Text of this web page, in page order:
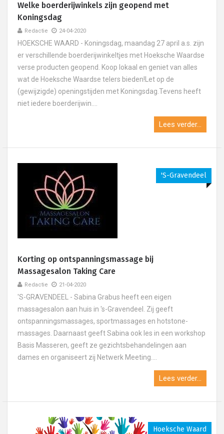
Welke boerderijwinkels zijn geopend met
Koningsdag
Redactie 24-04-2020
HOEKSCHE WAARD - Koningsdag, maandag 27 april a.s. zijn
er verschillende boerderijwinkeltjes met Hoeksche Waardse
verse producten geopend. Koop lokaal en geniet van alles
wat de Hoeksche Waardse telers bieden!Let op de
(gewijzigde) openingstijden met Koningsdag.Tevens heeft
niet iedere boerderijwin....
Lees verder...
's-Gravendeel
Korting op ontspanningsmassage bij
Massagesalon Taking Care
Redactie 21-04-2020
'S-GRAVENDEEL - Sabina Grabus heeft een eigen
massagesalon aan huis in 's-Gravendeel. Zij geeft
ontspanningsmassages, sportmassages en hotstone-
massages. Daarnaast geeft Sabina ook les in een workshop
Basis Masseren, geeft ze gezichtsbehandelingen aan
dames en organiseert zij Netwerk Meeting....
Lees verder...
Hoeksche Waard